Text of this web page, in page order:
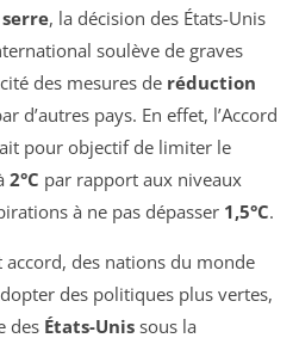
, la décision des États-Unis
soulève de graves
des mesures de réduction
d’autres pays. En effet, l’Accord
pour objectif de limiter le
2°C par rapport aux niveaux
à ne pas dépasser 1,5°C.
accord, des nations du monde
des politiques plus vertes,
des États-Unis sous la